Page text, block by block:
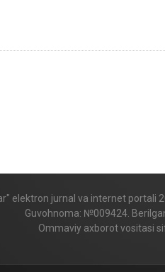
elektron jurnal va internet portali
Guvohnoma: №009424.
Ommaviy axborot vositasi